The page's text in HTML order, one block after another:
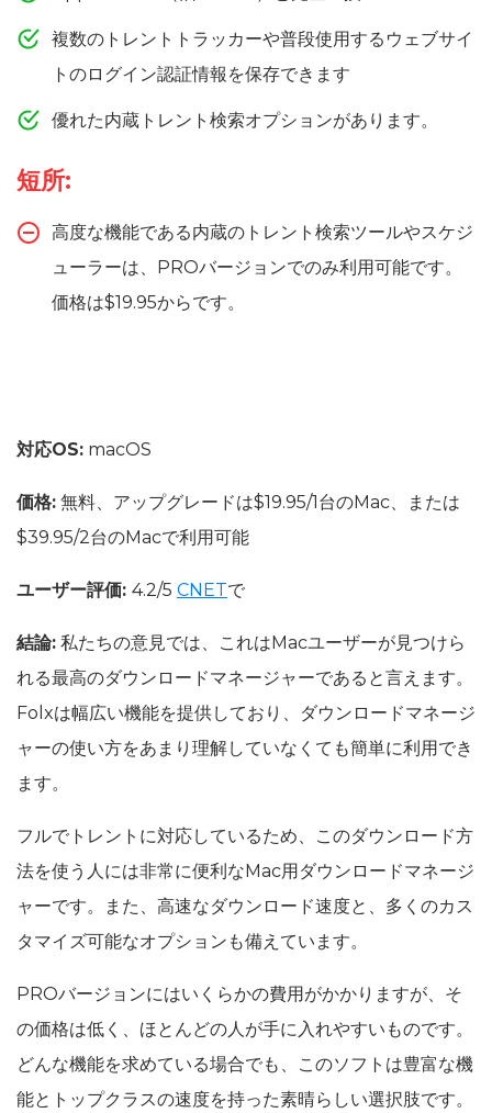
複数のトレントトラッカーや普段使用するウェブサイ
トのログイン認証情報を保存できます
優れた内蔵トレント検索オプションがあります。
短所:
高度な機能である内蔵のトレント検索ツールやスケジ
ューラーは、PROバージョンでのみ利用可能です。
価格は$19.95からです。
対応OS: macOS
価格: 無料、アップグレードは$19.95/1台のMac、または
$39.95/2台のMacで利用可能
ユーザー評価: 4.2/5 CNETで
結論: 私たちの意見では、これはMacユーザーが見つけら
れる最高のダウンロードマネージャーであると言えます。
Folxは幅広い機能を提供しており、ダウンロードマネージ
ャーの使い方をあまり理解していなくても簡単に利用でき
ます。
フルでトレントに対応しているため、このダウンロード方
法を使う人には非常に便利なMac用ダウンロードマネージ
ャーです。また、高速なダウンロード速度と、多くのカス
タマイズ可能なオプションも備えています。
PROバージョンにはいくらかの費用がかかりますが、そ
の価格は低く、ほとんどの人が手に入れやすいものです。
どんな機能を求めている場合でも、このソフトは豊富な機
能とトップクラスの速度を持った素晴らしい選択肢です。